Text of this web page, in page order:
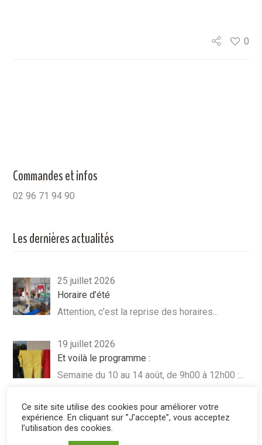
0
Commandes et infos
02 96 71 94 90
Les dernières actualités
25 juillet 2026
Horaire d’été
Attention, c'est la reprise des horaires...
19 juillet 2026
Et voilà le programme :
Semaine du 10 au 14 août, de 9h00 à 12h00 :...
3 juillet 2026
Programme d’été, programme allégé
Congés salariés, fériés, moissons, etc : nous...
Ce site site utilise des cookies pour améliorer votre
expérience. En cliquant sur ”J’accepte”, vous acceptez
l’utilisation des cookies.